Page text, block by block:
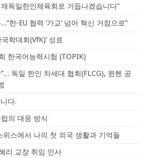
독일한인체육회로 거듭나겠습니다”
한-EU 협력 ‘가교’ 넘어 혁신 거점으로”
학대회(VfK)’ 성료
한국어능력시험 (TOPIK)
독일 한인 차세대 협회(FLCG), 뮌헨 공
다.
의 대응 방식
스에서 나의 첫 외국 생활과 기억들
리 교장 취임 인사